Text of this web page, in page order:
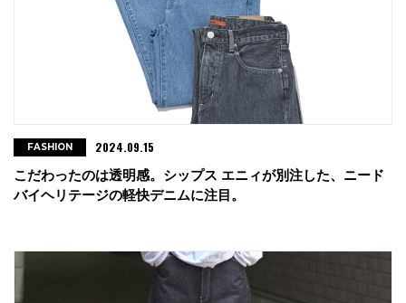
こだわったのは透明感。シップス エニィが別注した、ニード
バイヘリテージの軽快デニムに注目。
FASHION 2024.09.15